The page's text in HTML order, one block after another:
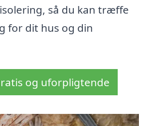
så du kan træffe
for dit hus og din
og uforpligtende